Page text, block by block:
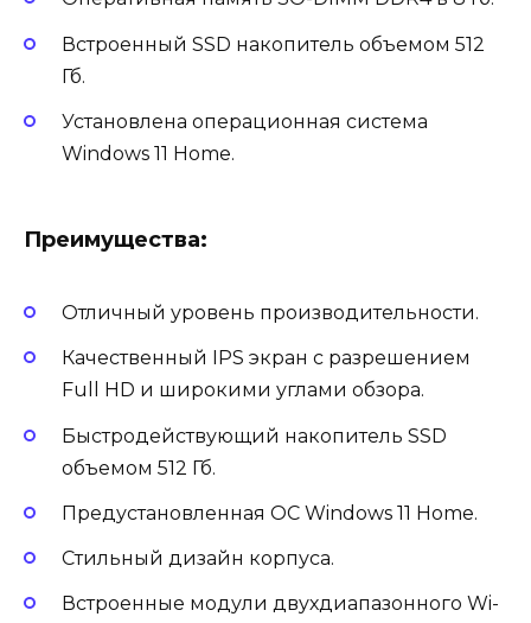
Встроенный SSD накопитель объемом 512
Гб.
Установлена операционная система
Windows 11 Home.
Преимущества:
Отличный уровень производительности.
Качественный IPS экран с разрешением
Full HD и широкими углами обзора.
Быстродействующий накопитель SSD
объемом 512 Гб.
Предустановленная ОС Windows 11 Home.
Стильный дизайн корпуса.
Встроенные модули двухдиапазонного Wi-